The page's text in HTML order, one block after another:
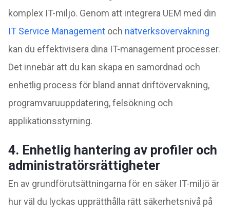
komplex IT-miljö. Genom att integrera UEM med din
IT Service Management och nätverksövervakning
kan du effektivisera dina IT-management processer.
Det innebär att du kan skapa en samordnad och
enhetlig process för bland annat driftövervakning,
programvaruuppdatering, felsökning och
applikationsstyrning.
4. Enhetlig hantering av profiler och
administratörsrättigheter
En av grundförutsättningarna för en säker IT-miljö är
hur väl du lyckas upprätthålla rätt säkerhetsnivå på